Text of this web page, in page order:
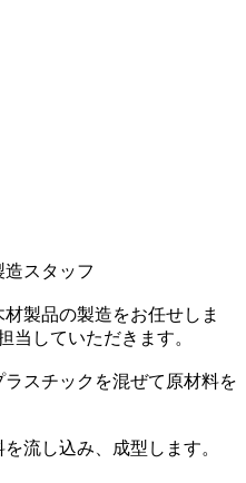
スタッフ
製品の製造をお任せしま
当していただきます。
スチックを混ぜて原材料を
流し込み、成型します。